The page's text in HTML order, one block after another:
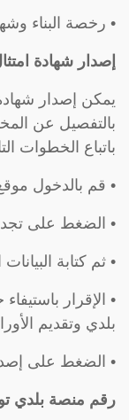
• رخصة البناء
إصدار شهادة
يمكن إصدار
بالتفصيل عن
باتباع الخطوات
• قم بالدخول
• الضغط على
• ثم كتابة
• الإقرار
بلدي وتقديم
• الضغط على
رقم منصة بلدي